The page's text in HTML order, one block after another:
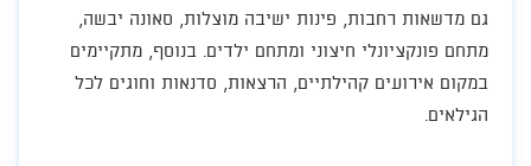
גם מדשאות רחבות, פינות ישיבה מוצלות, סאונה יבשה,
מתחם פונקציונלי חיצוני ומתחם ילדים. בנוסף, מתקיימים
במקום אירועים קהילתיים, הרצאות, סדנאות וחוגים לכל
הגילאים.​